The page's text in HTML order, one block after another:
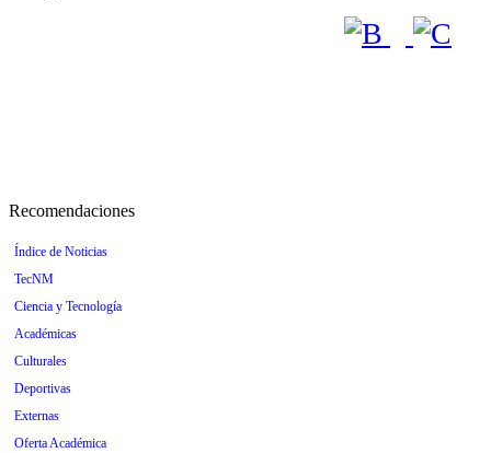
Recomendaciones
Índice de Noticias
TecNM
Ciencia y Tecnología
Académicas
Culturales
Deportivas
Externas
Oferta Académica